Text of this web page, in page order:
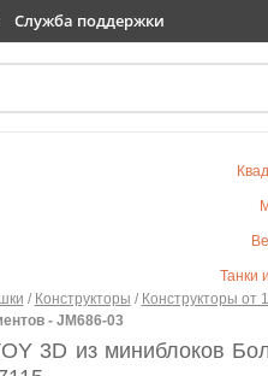
Служба поддержки
Танки
/ Конструкторы / Конструкторы от
- JM686-03
3D из миниблоков